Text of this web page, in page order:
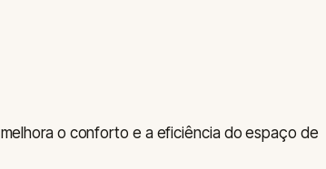
o conforto e a eficiência do espaço de